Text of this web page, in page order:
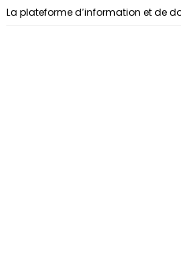
Aller au contenu
La plateforme d’information et de